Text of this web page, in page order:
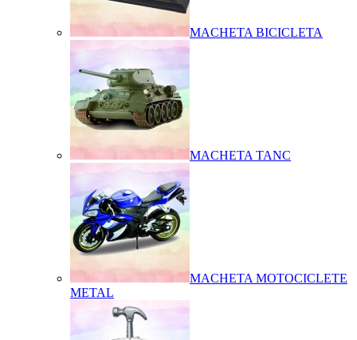
MACHETA BICICLETA
MACHETA TANC
MACHETA MOTOCICLETE
METAL